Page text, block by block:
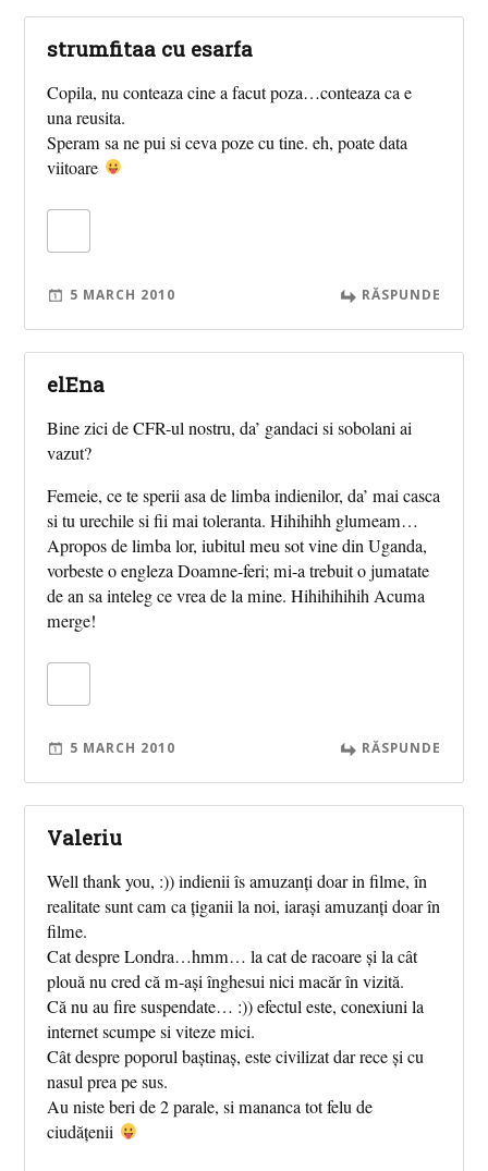
strumfitaa cu esarfa
Copila, nu conteaza cine a facut poza…conteaza ca e
una reusita.
Speram sa ne pui si ceva poze cu tine. eh, poate data
viitoare
5 MARCH 2010 RĂSPUNDE
elEna
Bine zici de CFR-ul nostru, da’ gandaci si sobolani ai
vazut?
Femeie, ce te sperii asa de limba indienilor, da’ mai casca
si tu urechile si fii mai toleranta. Hihihihh glumeam…
Apropos de limba lor, iubitul meu sot vine din Uganda,
vorbeste o engleza Doamne-feri; mi-a trebuit o jumatate
de an sa inteleg ce vrea de la mine. Hihihihihih Acuma
merge!
5 MARCH 2010 RĂSPUNDE
Valeriu
Well thank you, :)) indienii îs amuzanți doar in filme, în
realitate sunt cam ca țiganii la noi, iarași amuzanți doar în
filme.
Cat despre Londra…hmm… la cat de racoare și la cât
plouă nu cred că m-ași înghesui nici macăr în vizită.
Că nu au fire suspendate… :)) efectul este, conexiuni la
internet scumpe si viteze mici.
Cât despre poporul baștinaș, este civilizat dar rece și cu
nasul prea pe sus.
Au niste beri de 2 parale, si mananca tot felu de
ciudățenii